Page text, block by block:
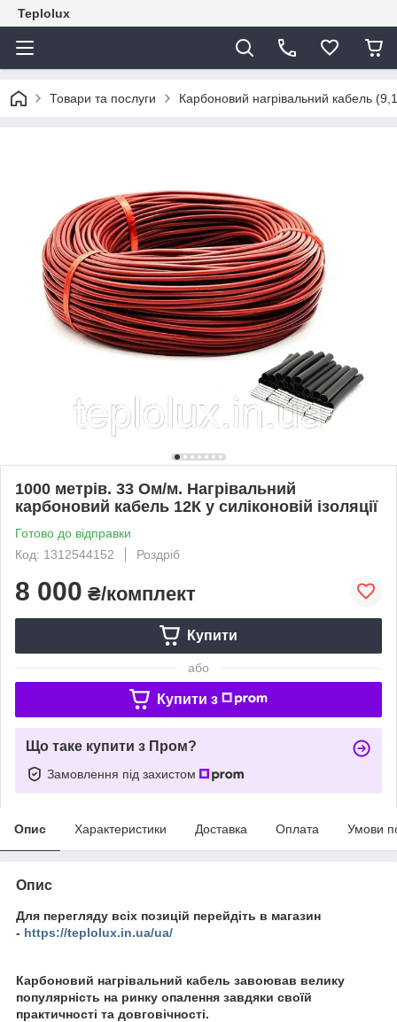
Teplolux
Товари та послуги Карбоновий нагрівальний кабель
1000 метрів. 33 Ом/м. Нагрівальний
карбоновий кабель 12К у силіконовій ізоляції
Готово до відправки
Код: 1312544152
Роздріб
8 000 ₴/комплект
Купити
або
Купити з
Що таке купити з Пром?
Замовлення під захистом
Опис Характеристики Доставка Оплата Умови
Опис
Для перегляду всіх позицій перейдіть в магазин
- https://teplolux.in.ua/ua/
Карбоновий нагрівальний кабель завоював велику
популярність на ринку опалення завдяки своїй
практичності та довговічності.